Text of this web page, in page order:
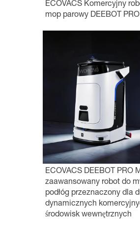
ECOVACS Komercyjny
mop parowy DEEBOT
ECOVACS DEEBOT PRO
zaawansowany robot do
podłóg przeznaczony dla
dynamicznych
środowisk wewnętrznych